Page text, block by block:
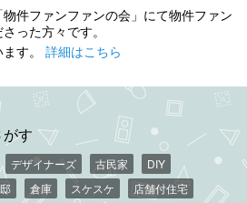
件ファンファンの会」にて物件ファン
った方々です。
す。 詳細はこちら
す
デザイナーズ 古民家
DIY
倉庫 スケスケ
店舗付住宅